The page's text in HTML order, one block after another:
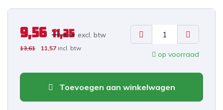
9,56 11,25 excl. btw
13,61 11,57 incl. btw
op voorraad
Toevoegen aan winkelwagen